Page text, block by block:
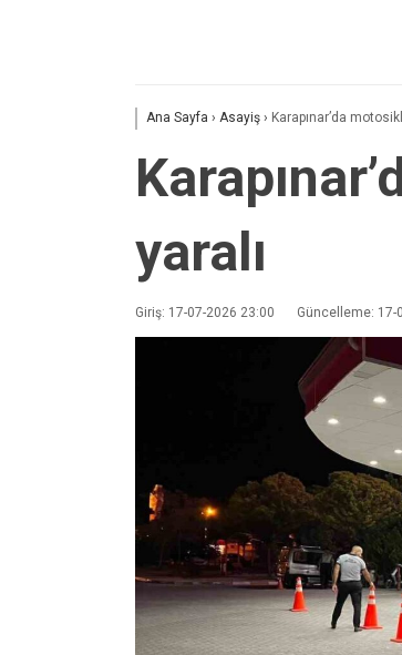
Ana Sayfa › Asayiş › Karapınar’da
yaralı
Giriş: 17-07-2026 23:00 Güncelleme: 17-